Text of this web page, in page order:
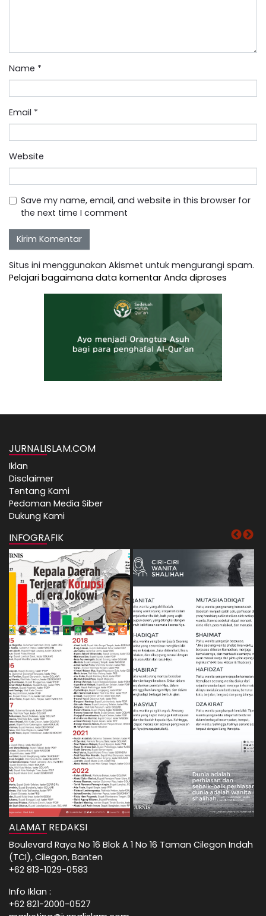
Name *
Email *
Website
Save my name, email, and website in this browser for
the next time I comment
Situs ini menggunakan Akismet untuk mengurangi spam.
Pelajari bagaimana data komentar Anda diproses
JURNALISLAM.COM
Iklan
Disclaimer
Tentang Kami
Pedoman Media Siber
Dukung Kami
INFOGRAFIK
ALAMAT REDAKSI
Boulevard Raya No 16 Blok A 1 No 16 Taman Cilegon Indah
(TCI), Cilegon, Banten
+62 813-1029-0583
Info Iklan :
+62 821-2000-0527